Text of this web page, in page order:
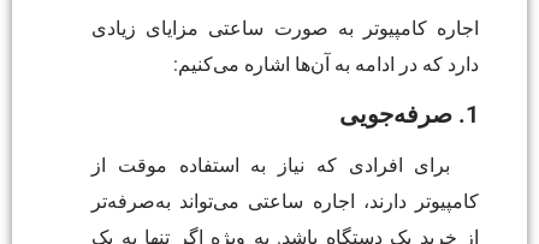
اجاره کامپیوتر به صورت ساعتی مزایای زیادی
دارد که در ادامه به آن‌ها اشاره می‌کنیم:
1. صرفه‌جویی
برای افرادی که نیاز به استفاده موقت از
کامپیوتر دارند، اجاره ساعتی می‌تواند به‌صرفه‌تر
از خرید یک دستگاه باشد. به ویژه اگر تنها به یک